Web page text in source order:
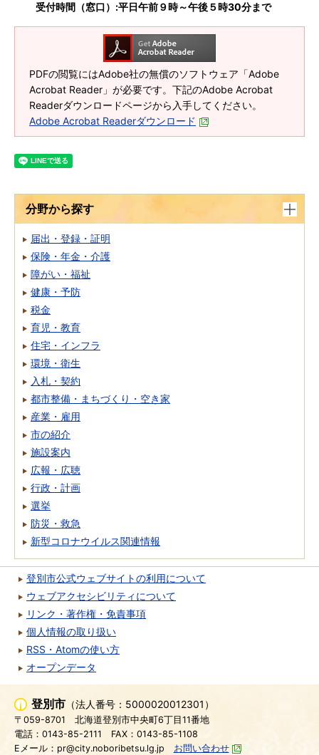
受付時間（窓口）:平日午前９時～午後５時30分まで
PDFの閲覧にはAdobe社の無償のソフトウェア「Adobe
Acrobat Reader」が必要です。下記のAdobe Acrobat
Readerダウンロードページから入手してください。
Adobe Acrobat Readerダウンロード
分野から探す
届出・登録・証明
保険・年金・介護
障がい・福祉
健康・予防
税金
育児・教育
住宅・インフラ
環境・衛生
入札・契約
都市整備・まちづくり・空き家
産業・雇用
市の紹介
施設案内
広報・広聴
行政・計画
選挙
防災・救急
新型コロナウイルス関連情報
登別市公式ウェブサイトの利用について
ウェブアクセシビリティについて
リンク・著作権・免責事項
個人情報の取り扱い
RSS・Atomの使い方
オープンデータ
登別市 （法人番号：5000020012301）
〒059-8701
北海道登別市中央町6丁目11番地
電話：0143-85-2111
FAX：0143-85-1108
Eメール：pr@city.noboribetsu.lg.jp
お問い合わせ